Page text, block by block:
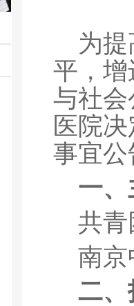
为
平，
与社
医院
事宜
一
共青
南京
二、